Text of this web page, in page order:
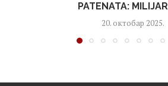
PATENATA:
20. октобар 2025.